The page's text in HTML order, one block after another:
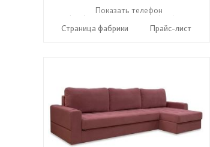
+7 (927) 630-62-82 ☎+7 (917) 638-44-17
Показать телефон
Страница фабрики
Прайс-лист